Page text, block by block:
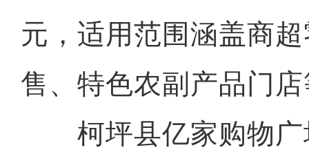
元，适用范围涵盖商
售、特色农副产品门
柯坪县亿家购物广